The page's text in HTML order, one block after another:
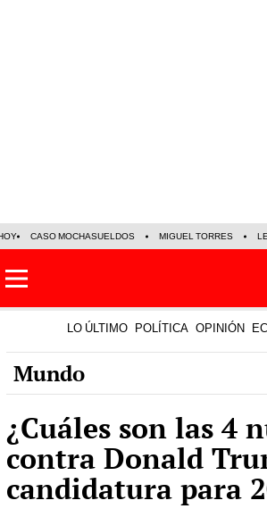
CASO MOCHASUELDOS MIGUEL TORRES
LO ÚLTIMO POLÍTICA OPINIÓN
Mundo
¿Cuáles son las 4
contra Donald
candidatura para